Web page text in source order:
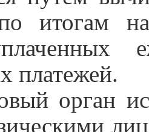
итогам
платежей.
орган